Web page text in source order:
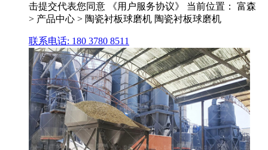
击提交代表您同意 《用户服务协议》 当前位置： 富森
> 产品中心 > 陶瓷衬板球磨机 陶瓷衬板球磨机
联系电话: 180 3780 8511